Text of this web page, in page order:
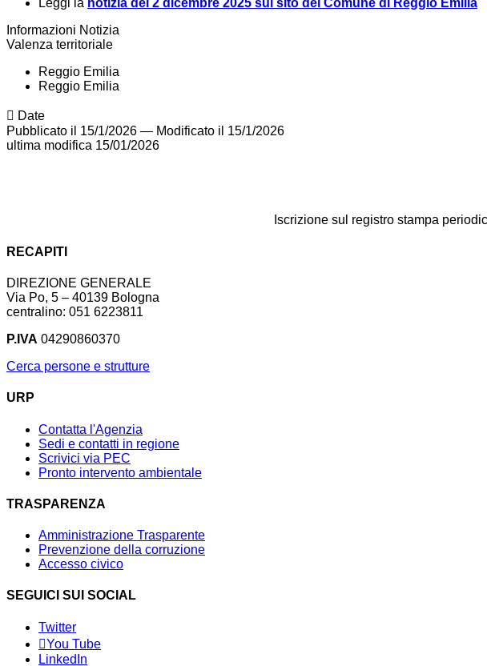
Leggi la notizia del 2 dicembre 2025 sul sito del Comune di Reggio Emilia
Informazioni Notizia
Valenza territoriale
Reggio Emilia
Reggio Emilia
Date
Pubblicato il 15/1/2026 — Modificato il 15/1/2026
ultima modifica 15/01/2026
Iscrizione sul registro stampa
RECAPITI
DIREZIONE GENERALE
Via Po, 5 – 40139 Bologna
centralino: 051 6223811
P.IVA 04290860370
Cerca persone e strutture
URP
Contatta l'Agenzia
Sedi e contatti in regione
Scrivici via PEC
Pronto intervento ambientale
TRASPARENZA
Amministrazione Trasparente
Prevenzione della corruzione
Accesso civico
SEGUICI SUI SOCIAL
Twitter
You Tube
LinkedIn